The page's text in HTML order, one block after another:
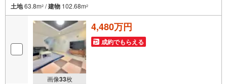
土地63.8m2 /建物 102.68m2
画像33枚
4,480万円
成約でもらえる